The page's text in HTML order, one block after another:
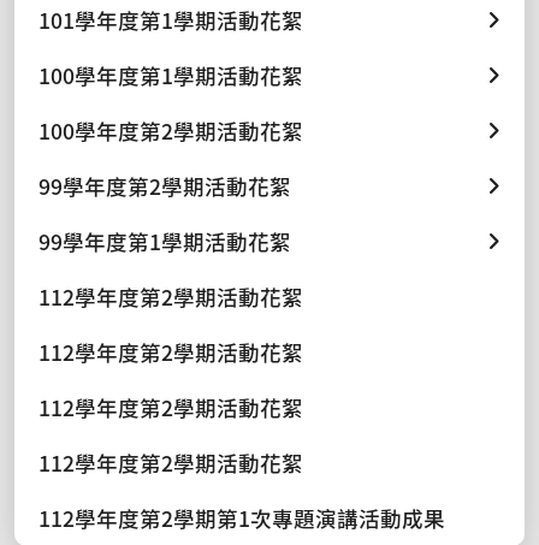
101學年度第1學期活動花絮
100學年度第1學期活動花絮
100學年度第2學期活動花絮
99學年度第2學期活動花絮
99學年度第1學期活動花絮
112學年度第2學期活動花絮
112學年度第2學期活動花絮
112學年度第2學期活動花絮
112學年度第2學期活動花絮
112學年度第2學期第1次專題演講活動成果